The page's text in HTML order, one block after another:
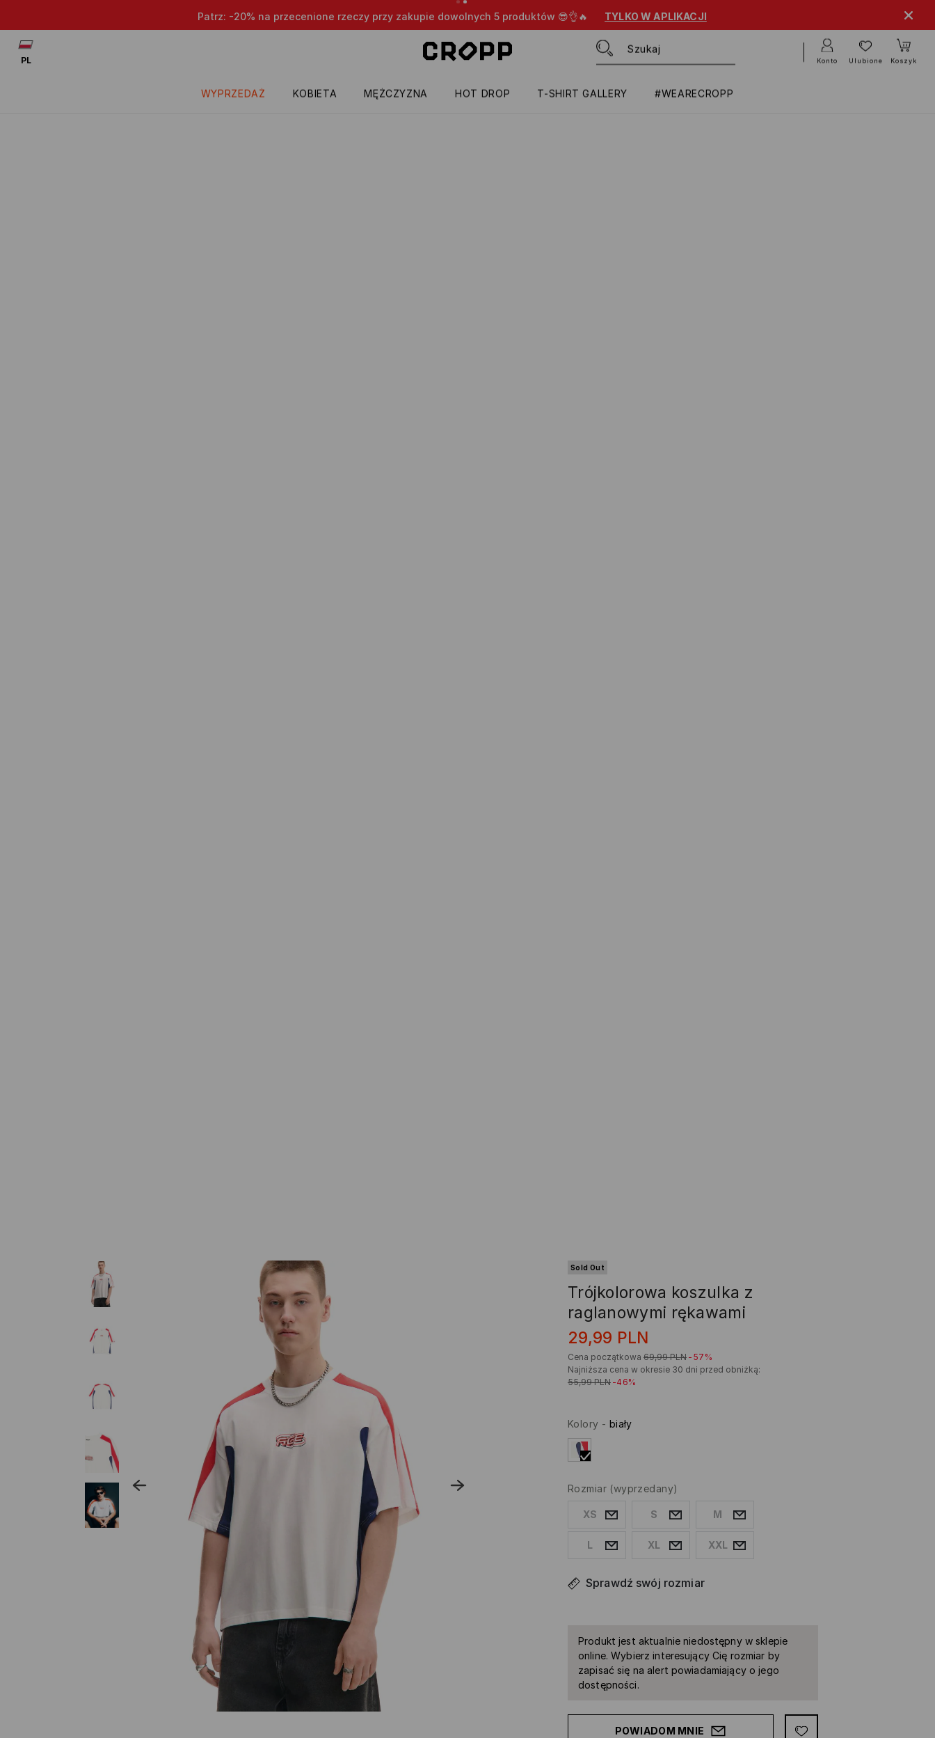
Patrz: -20% na przecenione rzeczy przy zakupie dowolnych 5 produktów 😎👌🔥 TYLKO W APLIKACJI
WYPRZEDAŻ KOBIETA MĘŻCZYZNA HOT DROP T-SHIRT GALLERY #WEARECROPP
PL Konto Ulubione Koszyk
Sold Out
Trójkolorowa koszulka z
raglanowymi rękawami
29,99 PLN
Cena początkowa 69,99 PLN -57%
Najniższa cena w okresie 30 dni przed obniżką:
55,99 PLN -46%
Kolory - biały
Rozmiar (wyprzedany)
XS S M
L XL XXL
Sprawdź swój rozmiar
Produkt jest aktualnie niedostępny w sklepie
online. Wybierz interesujący Cię rozmiar by
zapisać się na alert powiadamiający o jego
dostępności.
POWIADOM MNIE